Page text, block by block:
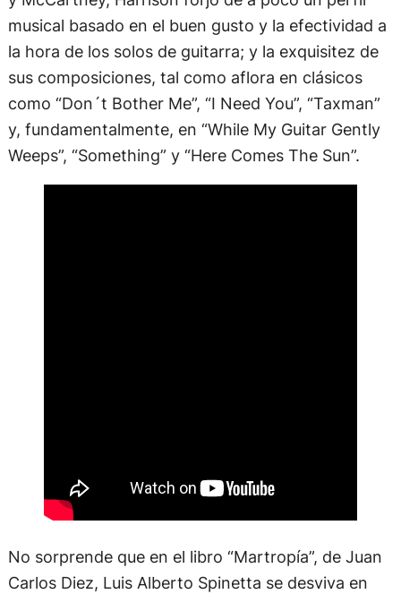
musical basado en el buen gusto y la efectividad a
la hora de los solos de guitarra; y la exquisitez de
sus composiciones, tal como aflora en clásicos
como “Don´t Bother Me”, “I Need You”, “Taxman”
y, fundamentalmente, en “While My Guitar Gently
Weeps”, “Something” y “Here Comes The Sun”.
No sorprende que en el libro “Martropía”, de Juan
Carlos Diez, Luis Alberto Spinetta se desviva en